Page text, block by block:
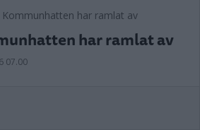
har ramlat av
07.00